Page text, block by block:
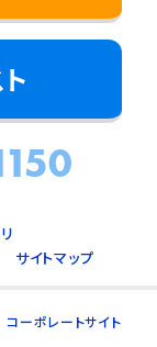
サイトマップ
コーポレートサイト